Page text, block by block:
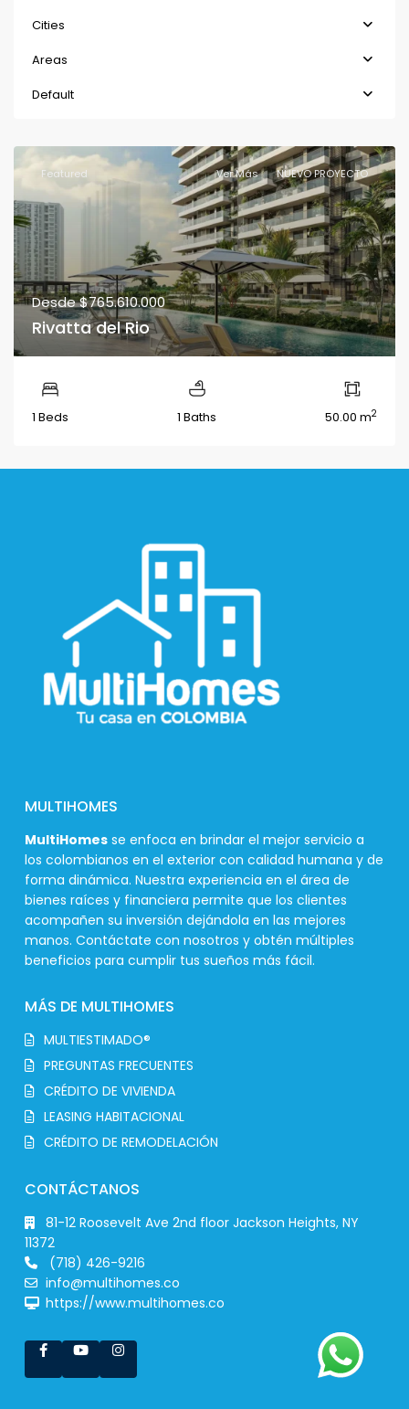
Cities
Areas
Default
Featured Ver Más NUEVO PROYECTO
Desde$765.610.000
Rivatta del Rio
1 Beds 1 Baths 50.00 m2
MULTIHOMES
MultiHomes se enfoca en brindar el mejor servicio a
los colombianos en el exterior con calidad humana y de
forma dinámica. Nuestra experiencia en el área de
bienes raíces y financiera permite que los clientes
acompañen su inversión dejándola en las mejores
manos. Contáctate con nosotros y obtén múltiples
beneficios para cumplir tus sueños más fácil.
MÁS DE MULTIHOMES
MULTIESTIMADO®
PREGUNTAS FRECUENTES
CRÉDITO DE VIVIENDA
LEASING HABITACIONAL
CRÉDITO DE REMODELACIÓN
CONTÁCTANOS
81-12 Roosevelt Ave 2nd floor Jackson Heights, NY
11372
(718) 426-9216
info@multihomes.co
https://www.multihomes.co